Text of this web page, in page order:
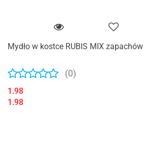
Mydło w kostce RUBIS MIX
(0)
1.98
1.98